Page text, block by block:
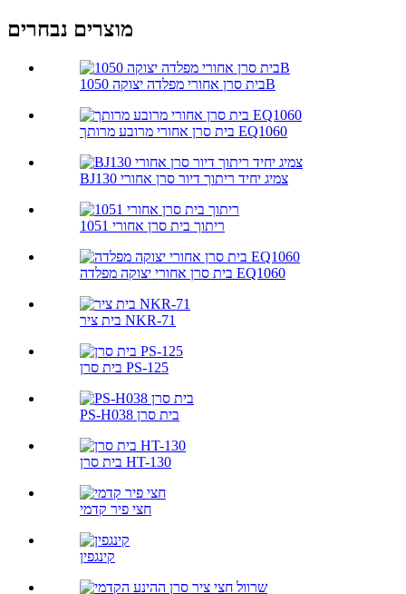
מוצרים נבחרים
בית סרן אחורי מפלדה יצוקה 1050B
בית סרן אחורי מרובע מרותך EQ1060
BJ130 צמיג יחיד ריתוך דיור סרן אחורי
1051 ריתוך בית סרן אחורי
בית סרן אחורי יצוקה מפלדה EQ1060
בית ציר NKR-71
בית סרן PS-125
PS-H038 בית סרן
בית סרן HT-130
חצי פיר קדמי
קינגפין